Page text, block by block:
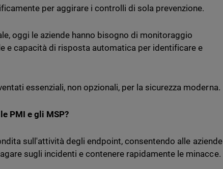
per aggirare i controlli di sola prevenzione.
oggi le aziende hanno bisogno di monitoraggio
e capacità di risposta automatica per identificare e
essenziali, non opzionali, per la sicurezza moderna.
PMI e gli MSP?
sull'attività degli endpoint, consentendo alle aziende
sugli incidenti e contenere rapidamente le minacce.